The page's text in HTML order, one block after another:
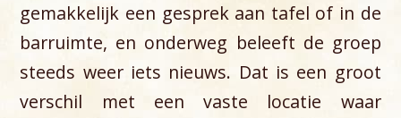
gemakkelijk een gesprek aan tafel of in de
barruimte, en onderweg beleeft de groep
steeds weer iets nieuws. Dat is een groot
verschil met een vaste locatie waar